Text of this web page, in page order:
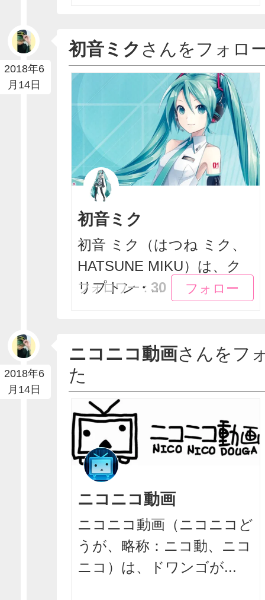
2018年6
月14日
初音ミク さんをフォロ
初音ミク
初音 ミク（はつね ミク、
HATSUNE MIKU）は、ク
リプトン・...
フォロー
フォロー
フォロワー： 30
2018年6
月14日
ニコニコ動画さんをフ
た
ニコニコ動画
ニコニコ動画（ニコニコど
うが、略称：ニコ動、ニコ
ニコ）は、ドワンゴが...